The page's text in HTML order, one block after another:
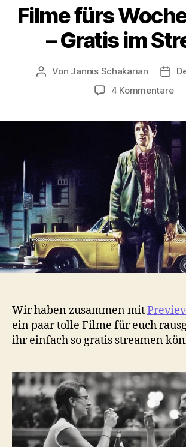
Filme fürs
– Gratis im
Beitragsautor
Von Jannis Schakarian
4 Kommentarezu
–
im
Wir haben zusammen mit
ein paar tolle Filme für euch
ihr einfach so gratis streamen